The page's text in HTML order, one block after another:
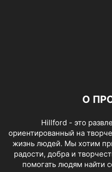
О
Hillford - это
ориентированный на
жизнь людей. Мы хотим
радости, добра и
помогать людям найти